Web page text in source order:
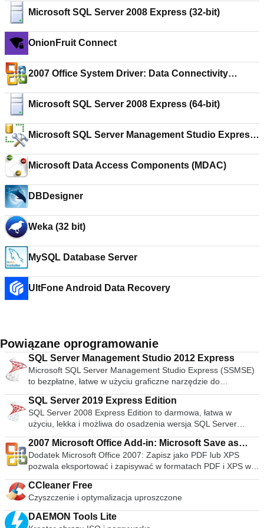
Microsoft SQL Server 2008 Express (32-bit)
OnionFruit Connect
2007 Office System Driver: Data Connectivity
Microsoft SQL Server 2008 Express (64-bit)
Microsoft SQL Server Management Studio Express
Microsoft Data Access Components (MDAC)
DBDesigner
Weka (32 bit)
MySQL Database Server
UltFone Android Data Recovery
Powiązane oprogramowanie
SQL Server Management Studio 2012 Express
Microsoft SQL Server Management Studio Express (SSMSE)
to bezpłatne, łatwe w użyciu graficzne narzędzie do
zarządzania SQL Server 2005 Express Edition i SQL Server
2005 Express Edition z zaawansowanymi usługami.
Narzędzie zawiera zarówno edytory skryptów, jak i narzędzia
graficzne, które działają z obiektami i funkcjami serwera.
Uwaga: SSMSE nie może zarządzać SQL Server Analysis
Services, Integration Services, Notification Services,
Reporting Services, SQL Server Agent lub SQL Server 2005
Mobile Edition.
SQL Server 2019 Express Edition
SQL Server 2008 Express Edition to darmowa, łatwa w
użyciu, lekka i możliwa do osadzenia wersja SQL Server
2008. Bezpłatne pobieranie, bezpłatna redystrybucja,
bezpłatne osadzanie i łatwa w użyciu dla nowych
programistów. SQL Server 2008 Express Edition ma
następujące zalety: Szybki do pobrania i instalacji: to
kompaktowy plik do pobrania, a możesz rozpocząć pracę w
zaledwie 20 minut. Uproszczone administrowanie:
automatycznie dostrajaj bazę danych, aby uzyskać optymalną
wydajność. Dla wygody możesz użyć usługi Microsoft Update,
aby automatycznie otrzymywać najnowsze poprawki i
2007 Microsoft Office Add-in: Microsoft Save as
PDF or XPS
Dodatek Microsoft Office 2007: Zapisz jako PDF lub XPS
pozwala eksportować i zapisywać w formatach PDF i XPS w
ośmiu programach Microsoft Office 2007. Narzędzie pozwala
również na wysyłanie jako załącznik wiadomości e-mail w
formacie PDF i XPS w podzbiorze tych programów (niektóre
funkcje różnią się w zależności od programu). Ten plik do
pobrania działa z następującymi programami pakietu Office:
CCleaner Free
Czyszczenie i optymalizacja uproszczone
DAEMON Tools Lite